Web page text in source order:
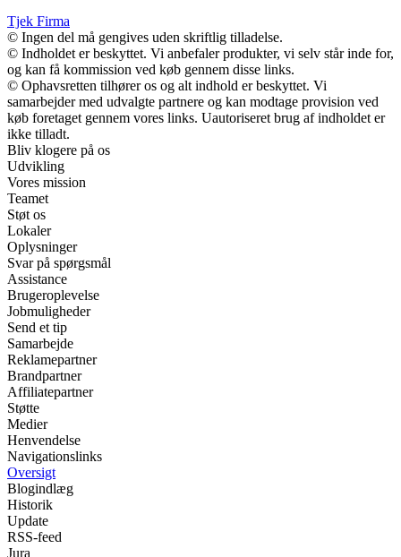
Tjek Firma
© Ingen del må gengives uden skriftlig tilladelse.
© Indholdet er beskyttet. Vi anbefaler produkter, vi selv står inde for,
og kan få kommission ved køb gennem disse links.
© Ophavsretten tilhører os og alt indhold er beskyttet. Vi
samarbejder med udvalgte partnere og kan modtage provision ved
køb foretaget gennem vores links. Uautoriseret brug af indholdet er
ikke tilladt.
Bliv klogere på os
Udvikling
Vores mission
Teamet
Støt os
Lokaler
Oplysninger
Svar på spørgsmål
Assistance
Brugeroplevelse
Jobmuligheder
Send et tip
Samarbejde
Reklamepartner
Brandpartner
Affiliatepartner
Støtte
Medier
Henvendelse
Navigationslinks
Oversigt
Blogindlæg
Historik
Update
RSS-feed
Jura